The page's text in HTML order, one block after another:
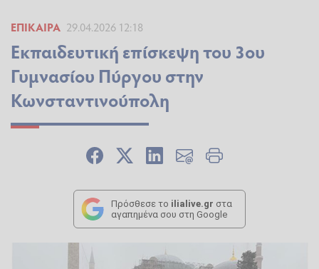
ΕΠΊΚΑΙΡΑ 29.04.2026 12:18
Εκπαιδευτική επίσκεψη του 3ου
Γυμνασίου Πύργου στην
Κωνσταντινούπολη
Πρόσθεσε το ilialive.gr στα
αγαπημένα σου στη Google